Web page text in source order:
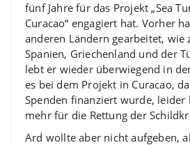
fünf Jahre für das Projekt „Sea
Curacao“ engagiert hat. Vorher
anderen Ländern gearbeitet, wie
Spanien, Griechenland und der
lebt er wieder überwiegend in
es bei dem Projekt in Curacao,
Spenden finanziert wurde, leider
mehr für die Rettung der
Ard wollte aber nicht aufgeben,